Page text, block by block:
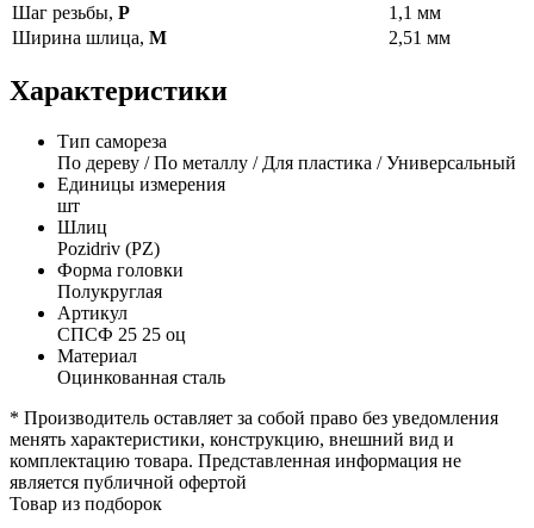
Шаг резьбы, P
1,1 мм
Ширина шлица, M 2,51 мм
Характеристики
Тип самореза
По дереву / По металлу / Для пластика / Универсальный
Единицы измерения
шт
Шлиц
Pozidriv (PZ)
Форма головки
Полукруглая
Артикул
СПСФ 25 25 оц
Материал
Оцинкованная сталь
* Производитель оставляет за собой право без уведомления
менять характеристики, конструкцию, внешний вид и
комплектацию товара. Представленная информация не
является публичной офертой
Товар из подборок